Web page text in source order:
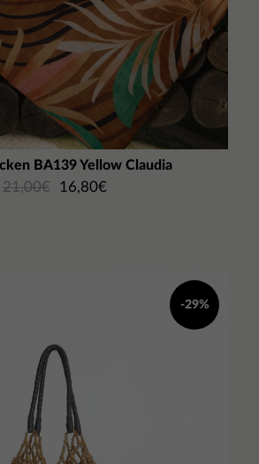
BA139 Yellow Claudia
21,00€ 16,80€
-29%